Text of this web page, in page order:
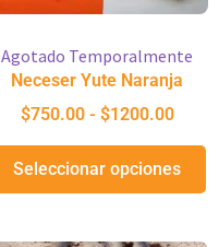
Agotado Temporalmente
Neceser Yute Naranja
$750.00 - $1200.00
Seleccionar opciones